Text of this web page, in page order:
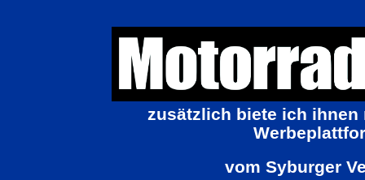
zusätzlich biete ich
vom Syburger